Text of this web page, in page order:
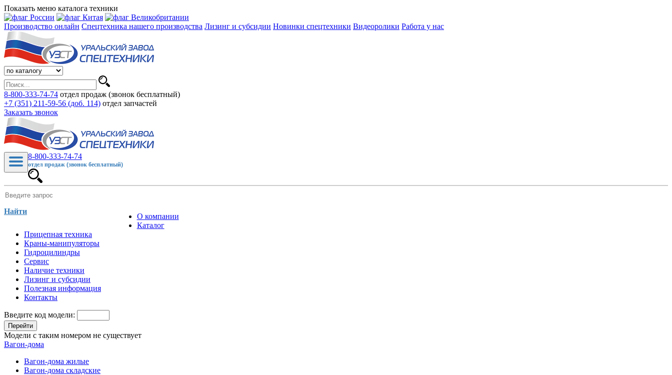
Показать меню каталога техники
Производство онлайн Спецтехника нашего производства Лизинг и субсидии Новинки спецтехники Видеоролики Работа у нас
8-800-333-74-74 отдел продаж (звонок бесплатный)
+7 (351) 211-59-56 (доб. 114) отдел запчастей
Заказать звонок
8-800-333-74-74
отдел продаж (звонок бесплатный)
Найти
О компании
Каталог
Прицепная техника
Краны-манипуляторы
Гидроцилиндры
Сервис
Наличие техники
Лизинг и субсидии
Полезная информация
Контакты
Введите код модели:
Перейти
Модели с таким номером не существует
Вагон-дома
Вагон-дома жилые
Вагон-дома складские